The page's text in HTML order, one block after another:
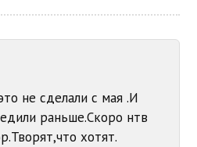
не сделали с мая .И
раньше.Скоро нтв
хотят.